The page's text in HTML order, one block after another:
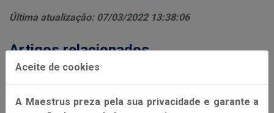
Última atualização: 07/03/2022 13:38:06
Artigos relacionados
Aceite de cookies
A Maestrus preza pela sua privacidade e garante a